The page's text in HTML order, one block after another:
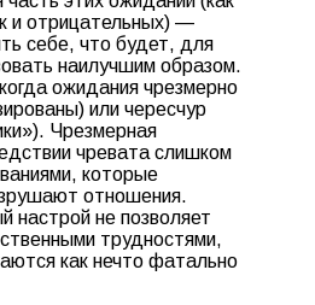
и отрицательных) —
себе, что будет, для
наилучшим образом.
ожидания чрезмерно
или чересчур
Чрезмерная
чревата слишком
которые
отношения.
настрой не позволяет
трудностями,
как нечто фатально